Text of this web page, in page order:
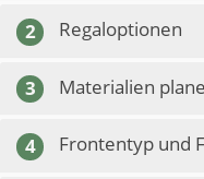
2 Regaloptionen
3 Materialien
4 Frontentyp und